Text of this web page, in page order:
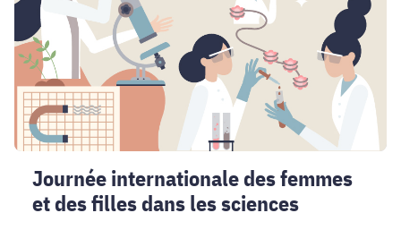
et
des
filles
dans
les
sciences
Journée internationale des femmes
et des filles dans les sciences